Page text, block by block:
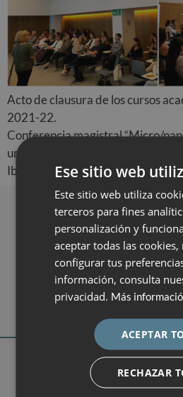
Acto de clausura de los cursos
2021-22.
Conferencia magistral “Micro/
un riesgo por la fertilidad?” a
Ibáñez de la Unidad de Biología
Contacto
DEXEUS
Gran Vía de Carles
08028
Ese sitio web
Este sitio web utiliza
terceros para fines
personalización y
aceptar todas las cookies,
configurar tus
información, consulta
privacidad. Más
ACEPTAR
RECHAZAR